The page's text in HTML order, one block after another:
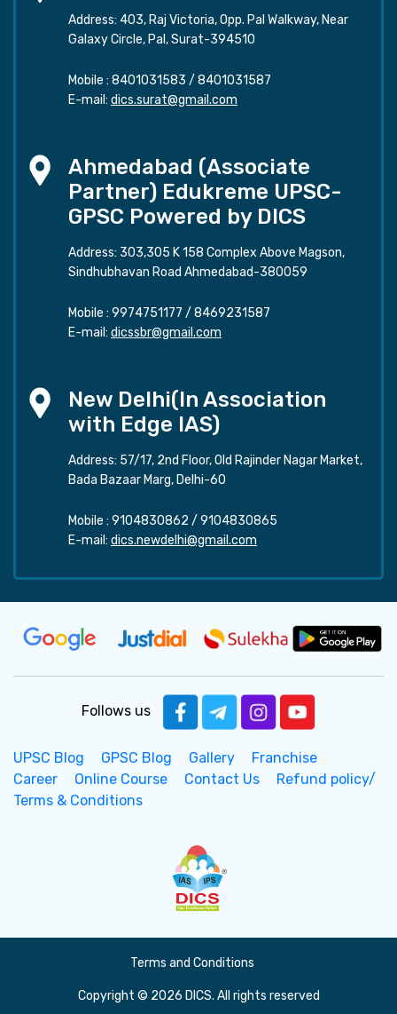
Address: 403, Raj Victoria, Opp. Pal Walkway, Near
Galaxy Circle, Pal, Surat-394510
Mobile : 8401031583 / 8401031587
E-mail: dics.surat@gmail.com
Ahmedabad (Associate
Partner) Edukreme UPSC-
GPSC Powered by DICS
Address: 303,305 K 158 Complex Above Magson,
Sindhubhavan Road Ahmedabad-380059
Mobile : 9974751177 / 8469231587
E-mail: dicssbr@gmail.com
New Delhi(In Association
with Edge IAS)
Address: 57/17, 2nd Floor, Old Rajinder Nagar Market,
Bada Bazaar Marg, Delhi-60
Mobile : 9104830862 / 9104830865
E-mail: dics.newdelhi@gmail.com
Follows us
UPSC Blog GPSC Blog Gallery
Franchise
Career
Online Course Contact Us
Refund policy/
Terms & Conditions
Terms and Conditions
Copyright © 2026 DICS. All rights reserved